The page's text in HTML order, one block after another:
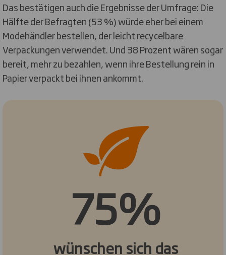
Das bestätigen auch die Ergebnisse der Umfrage: Die
Hälfte der Befragten (53 %) würde eher bei einem
Modehändler bestellen, der leicht recycelbare
Verpackungen verwendet. Und 38 Prozent wären sogar
bereit, mehr zu bezahlen, wenn ihre Bestellung rein in
Papier verpackt bei ihnen ankommt.
75%
wünschen sich das